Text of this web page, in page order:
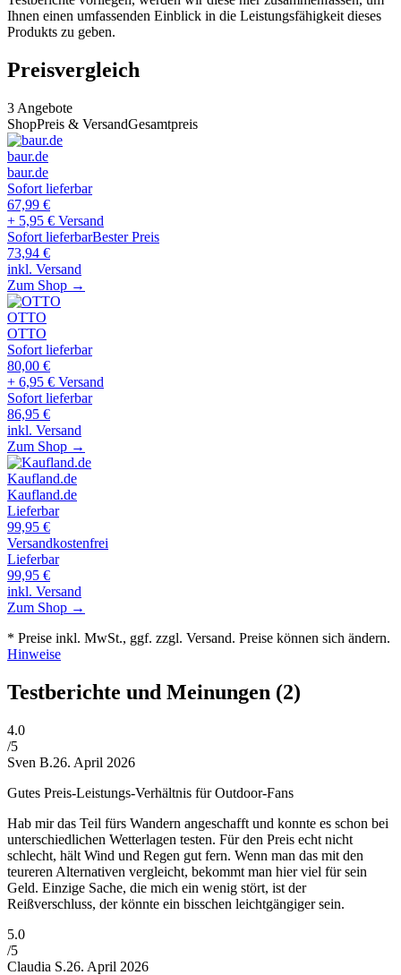
Ihnen einen umfassenden Einblick in die Leistungsfähigkeit dieses
Produkts zu geben.
Preisvergleich
3 Angebote
ShopPreis & VersandGesamtpreis
baur.de
baur.de
Sofort lieferbar
67,99 €
+ 5,95 € Versand
Sofort lieferbarBester Preis
73,94 €
inkl. Versand
Zum Shop →
OTTO
OTTO
Sofort lieferbar
80,00 €
+ 6,95 € Versand
Sofort lieferbar
86,95 €
inkl. Versand
Zum Shop →
Kaufland.de
Kaufland.de
Lieferbar
99,95 €
Versandkostenfrei
Lieferbar
99,95 €
inkl. Versand
Zum Shop →
* Preise inkl. MwSt., ggf. zzgl. Versand. Preise können sich ändern.
Hinweise
Testberichte und Meinungen (2)
4.0
/5
Sven B.26. April 2026
Gutes Preis-Leistungs-Verhältnis für Outdoor-Fans
Hab mir das Teil fürs Wandern angeschafft und konnte es schon bei
unterschiedlichen Wetterlagen testen. Für den Preis echt nicht
schlecht, hält Wind und Regen gut fern. Wenn man das mit den
teureren Alternativen vergleicht, bekommt man hier viel für sein
Geld. Einzige Sache, die mich ein wenig stört, ist der
Reißverschluss, der könnte ein bisschen leichtgängiger sein.
5.0
/5
Claudia S.26. April 2026